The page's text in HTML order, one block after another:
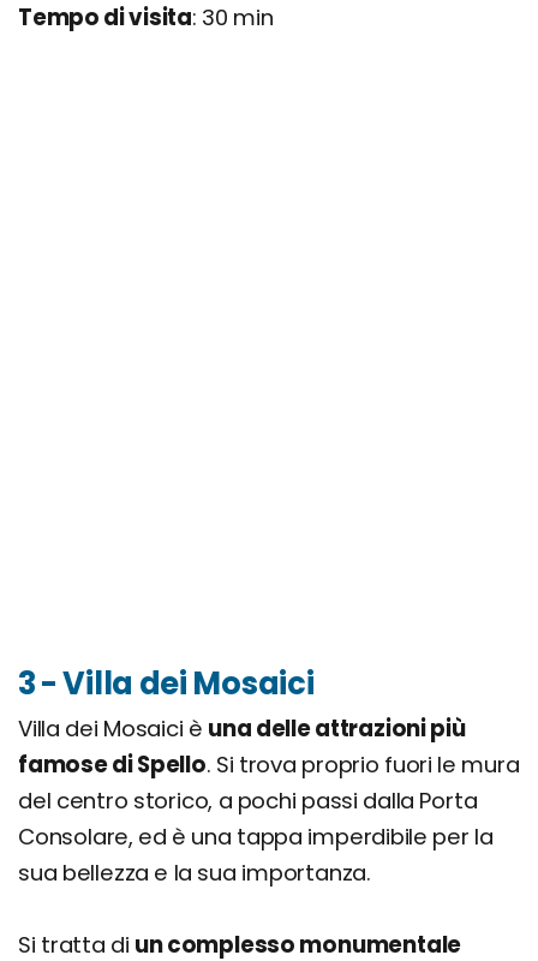
Tempo di visita: 30 min
3 - Villa dei Mosaici
Villa dei Mosaici è una delle attrazioni più
famose di Spello. Si trova proprio fuori le mura
del centro storico, a pochi passi dalla Porta
Consolare, ed è una tappa imperdibile per la
sua bellezza e la sua importanza.
Si tratta di un complesso monumentale